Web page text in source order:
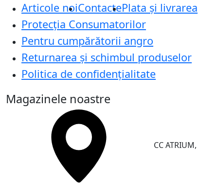
Articole noiContactePlata și livrarea
Protecţia Consumatorilor
Pentru cumpărătorii angro
Returnarea și schimbul produselor
Politica de confidențialitate
Magazinele noastre
CC ATRIUM,